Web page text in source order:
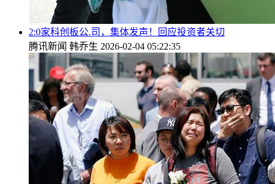
2:0家科创板公.司，集体发声！回应投资者关切
腾讯新闻 韩乔生 2026-02-04 05:22:35